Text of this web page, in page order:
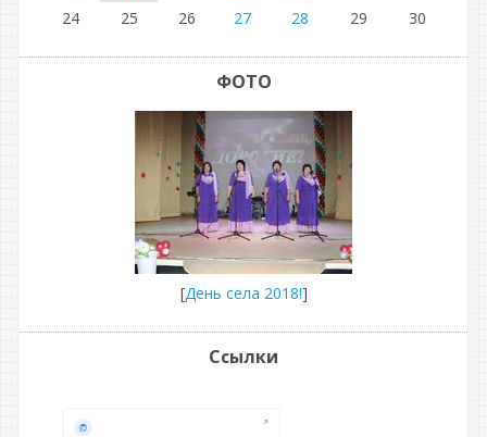
24
25 26 27 28 29 30
ФОТО
[День села 2018!]
Ссылки